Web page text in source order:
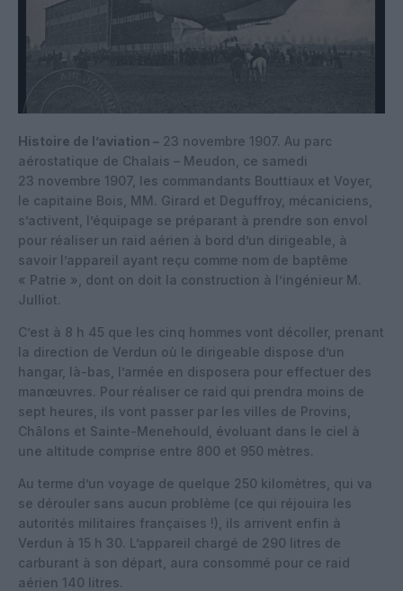
Histoire de l’aviation – 23 novembre 1907. Au parc
aérostatique de Chalais – Meudon, ce samedi
23 novembre 1907, les commandants Bouttiaux et Voyer,
le capitaine Bois, MM. Girard et Deguffroy, mécaniciens,
s’activent, l’équipage se préparant à prendre son envol
pour réaliser un raid aérien à bord d’un dirigeable, à
savoir l’appareil ayant reçu comme nom de baptême
« Patrie », dont on doit la construction à l’ingénieur M.
Julliot.
C’est à 8 h 45 que les cinq hommes vont décoller, prenant
la direction de Verdun où le dirigeable dispose d’un
hangar, là-bas, l’armée en disposera pour effectuer des
manœuvres. Pour réaliser ce raid qui prendra moins de
sept heures, ils vont passer par les villes de Provins,
Châlons et Sainte-Menehould, évoluant dans le ciel à
une altitude comprise entre 800 et 950 mètres.
Au terme d’un voyage de quelque 250 kilomètres, qui va
se dérouler sans aucun problème (ce qui réjouira les
autorités militaires françaises !), ils arrivent enfin à
Verdun à 15 h 30. L’appareil chargé de 290 litres de
carburant à son départ, aura consommé pour ce raid
aérien 140 litres.